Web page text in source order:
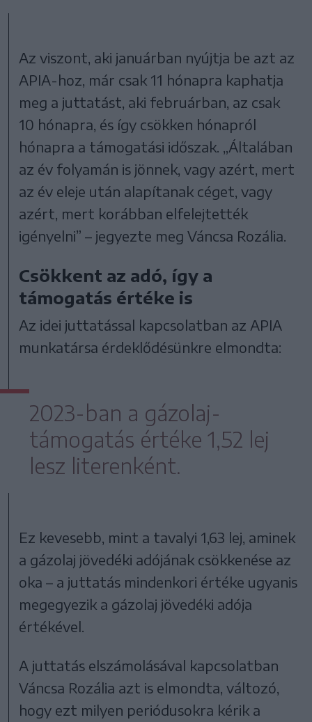
Az viszont, aki januárban nyújtja be azt az
APIA-hoz, már csak 11 hónapra kaphatja
meg a juttatást, aki februárban, az csak
10 hónapra, és így csökken hónapról
hónapra a támogatási időszak. „Általában
az év folyamán is jönnek, vagy azért, mert
az év eleje után alapítanak céget, vagy
azért, mert korábban elfelejtették
igényelni” – jegyezte meg Váncsa Rozália.
Csökkent az adó, így a
támogatás értéke is
Az idei juttatással kapcsolatban az APIA
munkatársa érdeklődésünkre elmondta:
2023-ban a gázolaj-
támogatás értéke 1,52 lej
lesz literenként.
Ez kevesebb, mint a tavalyi 1,63 lej, aminek
a gázolaj jövedéki adójának csökkenése az
oka – a juttatás mindenkori értéke ugyanis
megegyezik a gázolaj jövedéki adója
értékével.
A juttatás elszámolásával kapcsolatban
Váncsa Rozália azt is elmondta, változó,
hogy ezt milyen periódusokra kérik a